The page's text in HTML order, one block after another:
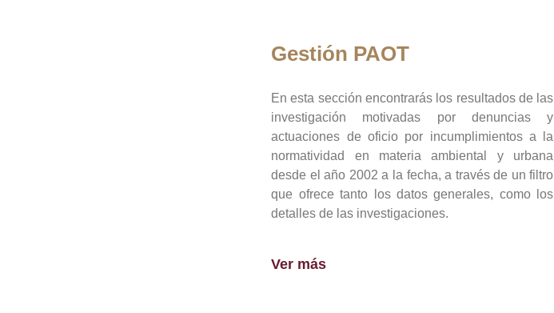
Gestión PAOT
En esta sección encontrarás los resultados de las
investigación motivadas por denuncias y
actuaciones de oficio por incumplimientos a la
normatividad en materia ambiental y urbana
desde el año 2002 a la fecha, a través de un filtro
que ofrece tanto los datos generales, como los
detalles de las investigaciones.
Ver más